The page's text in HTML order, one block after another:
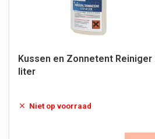
Kussen en Zonnetent Reiniger
liter
Niet op voorraad